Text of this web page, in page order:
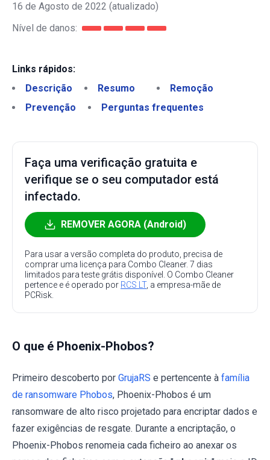
16 de Agosto de 2022 (atualizado)
Nível de danos:
Links rápidos:
Descrição
Resumo
Remoção
Prevenção
Perguntas frequentes
Faça uma verificação gratuita e
verifique se o seu computador está
infectado.
REMOVER AGORA (Android)
Para usar a versão completa do produto, precisa de
comprar uma licença para Combo Cleaner. 7 dias
limitados para teste grátis disponível. O Combo Cleaner
pertence e é operado por RCS LT, a empresa-mãe de
PCRisk.
O que é Phoenix-Phobos?
Primeiro descoberto por GrujaRS e pertencente à família
de ransomware Phobos, Phoenix-Phobos é um
ransomware de alto risco projetado para encriptar dados e
fazer exigências de resgate. Durante a encriptação, o
Phoenix-Phobos renomeia cada ficheiro ao anexar os